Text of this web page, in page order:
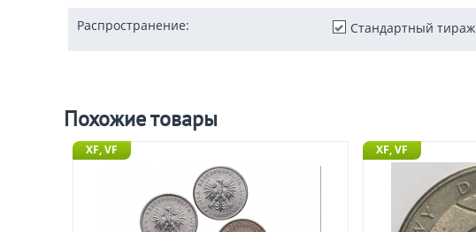
Распространение: Стандартный тираж
Похожие товары
XF, VF XF, VF